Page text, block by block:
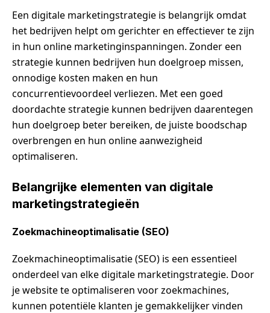
Een digitale marketingstrategie is belangrijk omdat
het bedrijven helpt om gerichter en effectiever te zijn
in hun online marketinginspanningen. Zonder een
strategie kunnen bedrijven hun doelgroep missen,
onnodige kosten maken en hun
concurrentievoordeel verliezen. Met een goed
doordachte strategie kunnen bedrijven daarentegen
hun doelgroep beter bereiken, de juiste boodschap
overbrengen en hun online aanwezigheid
optimaliseren.
Belangrijke elementen van digitale
marketingstrategieën
Zoekmachineoptimalisatie (SEO)
Zoekmachineoptimalisatie (SEO) is een essentieel
onderdeel van elke digitale marketingstrategie. Door
je website te optimaliseren voor zoekmachines,
kunnen potentiële klanten je gemakkelijker vinden